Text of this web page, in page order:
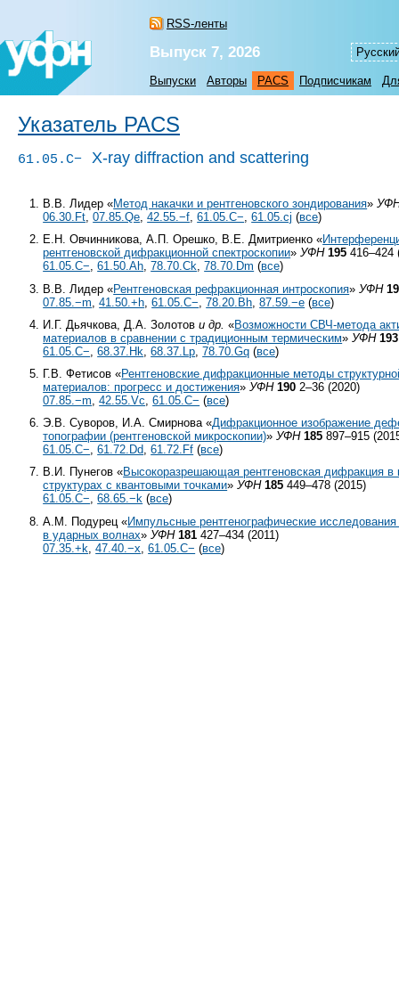
RSS-ленты
Выпуск 7, 2026
Выпуски Авторы PACS Подписчикам
Указатель PACS
61.05.C− X-ray diffraction and scattering
В.В. Лидер «Метод накачки и рентгеновского зондирования»
06.30.Ft,07.85.Qe,42.55.−f,61.05.C−,61.05.cj (все)
Е.Н. Овчинникова, А.П. Орешко, В.Е. Дмитриенко «
рентгеновской дифракционной спектроскопии»УФН 195 416–424
61.05.C−,61.50.Ah,78.70.Ck,78.70.Dm (все)
В.В. Лидер «Рентгеновская рефракционная интроскопия»УФН
07.85.−m ,41.50.+h ,61.05.C− ,78.20.Bh ,87.59.−e (все)
И.Г. Дьячкова, Д.А. Золотови др. «Возможности СВЧ-метода
материалов в сравнении с традиционным термическим»УФН 193
61.05.C− ,68.37.Hk ,68.37.Lp ,78.70.Gq (все)
Г.В. Фетисов «Рентгеновские дифракционные методы
материалов: прогресс и достижения»УФН 190 2–36 (2020)
07.85.−m,42.55.Vc,61.05.C− (все)
Э.В. Суворов, И.А. Смирнова «Дифракционное изображение
топографии (рентгеновской микроскопии)»УФН 185 897–915
61.05.C−,61.72.Dd,61.72.Ff (все)
В.И. Пунегов «Высокоразрешающая рентгеновская дифракция в
структурах с квантовыми точками»УФН 185 449–478 (2015)
61.05.C−,68.65.−k (все)
А.М. Подурец «Импульсные рентгенографические
в ударных волнах»УФН 181 427–434 (2011)
07.35.+k ,47.40.−x ,61.05.C− (все)